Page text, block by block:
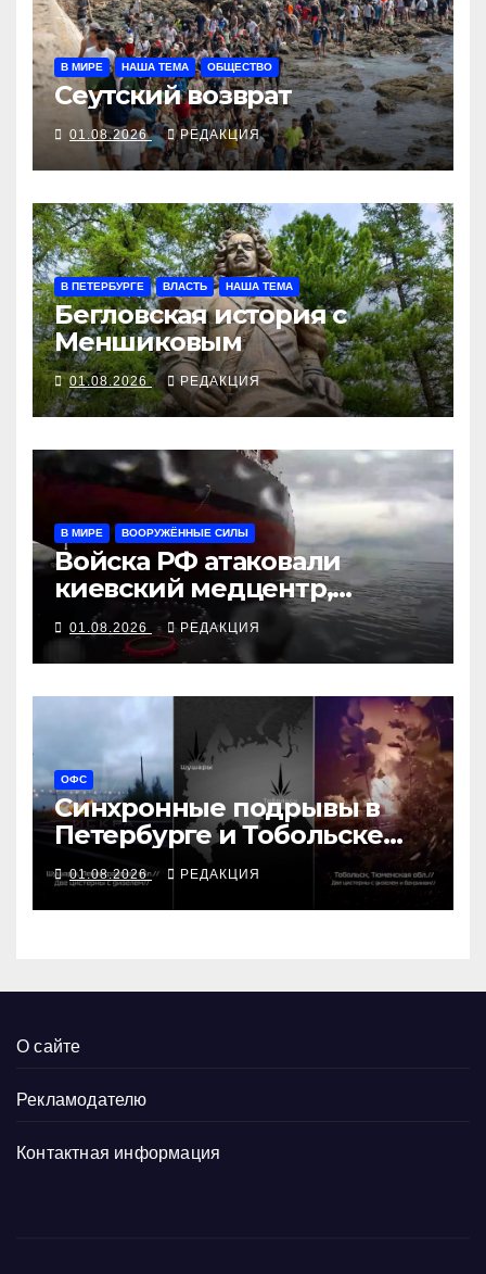
В МИРЕ НАША ТЕМА ОБЩЕСТВО
Сеутский возврат
01.08.2026 РЕДАКЦИЯ
В ПЕТЕРБУРГЕ ВЛАСТЬ НАША ТЕМА
Бегловская история с
Меншиковым
01.08.2026 РЕДАКЦИЯ
В МИРЕ ВООРУЖЁННЫЕ СИЛЫ
Войска РФ атаковали
киевский медцентр,
украинские БПЛА утопили
контейнеровоз «Росатома»
01.08.2026 РЕДАКЦИЯ
ОФС
Синхронные подрывы в
Петербурге и Тобольске
сорвали графики ВПК
01.08.2026 РЕДАКЦИЯ
О сайте
Рекламодателю
Контактная информация